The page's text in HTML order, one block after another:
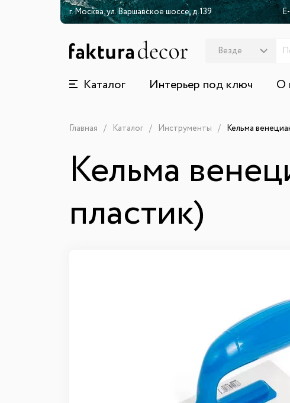
г. Москва, ул. Варшавское шоссе, д.139
Каталог Интерьер под ключ О
Главная Каталог Инструменты Кельма
Кельма
пластик)